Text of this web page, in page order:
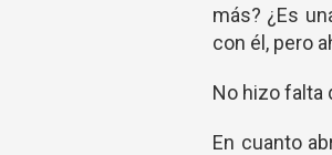
más? ¿Es
con él, pero
No hizo falta
En cuanto